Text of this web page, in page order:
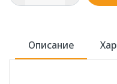
Описание